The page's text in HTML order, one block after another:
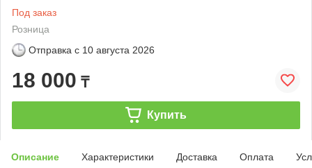
Под заказ
Розница
Отправка с 10 августа 2026
18 000 ₸
Купить
Описание Характеристики Доставка Оплата